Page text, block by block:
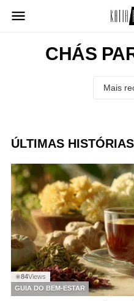
para
CHÁS
ÚLTIMAS HISTÓRIAS
◉84Views
GUIA DO BEM-ESTAR